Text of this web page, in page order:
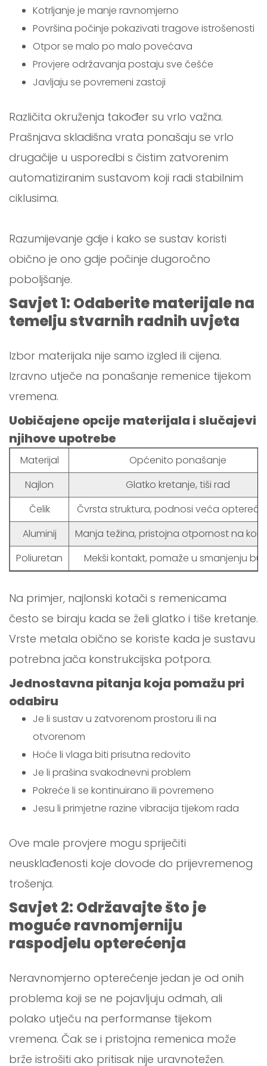
Kotrljanje je manje ravnomjerno
Površina počinje pokazivati tragove istrošenosti
Otpor se malo po malo povećava
Provjere održavanja postaju sve češće
Javljaju se povremeni zastoji
Različita okruženja također su vrlo važna.
Prašnjava skladišna vrata ponašaju se vrlo
drugačije u usporedbi s čistim zatvorenim
automatiziranim sustavom koji radi stabilnim
ciklusima.
Razumijevanje gdje i kako se sustav koristi
obično je ono gdje počinje dugoročno
poboljšanje.
Savjet 1: Odaberite materijale na
temelju stvarnih radnih uvjeta
Izbor materijala nije samo izgled ili cijena.
Izravno utječe na ponašanje remenice tijekom
vremena.
Uobičajene opcije materijala i slučajevi
njihove upotrebe
Materijal
Općenito ponašanje
Najlon
Glatko kretanje, tiši rad
Čelik
Čvrsta struktura, podnosi veća
Aluminij
Manja težina, pristojna otpornost na
Poliuretan
Mekši kontakt, pomaže u smanjenju
Na primjer, najlonski kotači s remenicama
često se biraju kada se želi glatko i tiše kretanje.
Vrste metala obično se koriste kada je sustavu
potrebna jača konstrukcijska potpora.
Jednostavna pitanja koja pomažu pri
odabiru
Je li sustav u zatvorenom prostoru ili na
otvorenom
Hoće li vlaga biti prisutna redovito
Je li prašina svakodnevni problem
Pokreće li se kontinuirano ili povremeno
Jesu li primjetne razine vibracija tijekom rada
Ove male provjere mogu spriječiti
neusklađenosti koje dovode do prijevremenog
trošenja.
Savjet 2: Održavajte što je
moguće ravnomjerniju
raspodjelu opterećenja
Neravnomjerno opterećenje jedan je od onih
problema koji se ne pojavljuju odmah, ali
polako utječu na performanse tijekom
vremena. Čak se i pristojna remenica može
brže istrošiti ako pritisak nije uravnotežen.